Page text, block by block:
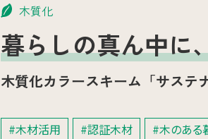
木質化
暮らしの真ん中に
木質化カラースキーム「サステ
#木材活用 #認証木材 #木のある